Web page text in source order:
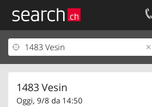
1483 Vesin
Oggi, 9/8 da 14:50
Il vostro profolio
Area clienti